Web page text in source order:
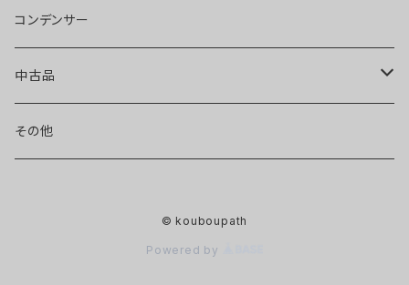
pony40
hobbit40
コンデンサー
中古品
エフェクター
その他
© kouboupath
Powered by